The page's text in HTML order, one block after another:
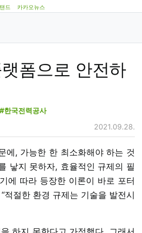
드 카카오뉴스
폼으로 안전하
#한국전력공사
2021.09.28.
에, 가능한 한 최소화해야 하는 것
낳지 못하자, 효율적인 규제의 필
에 따라 등장한 이론이 바로 포터
절한 환경 규제는 기술을 발전시